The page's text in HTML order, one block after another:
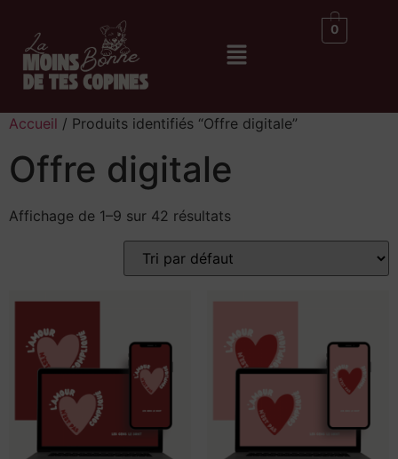
0
Accueil / Produits identifiés “Offre digitale”
Offre digitale
Affichage de 1–9 sur 42 résultats